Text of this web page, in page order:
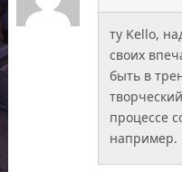
ту Kello,
своих
быть в
процессе
например.